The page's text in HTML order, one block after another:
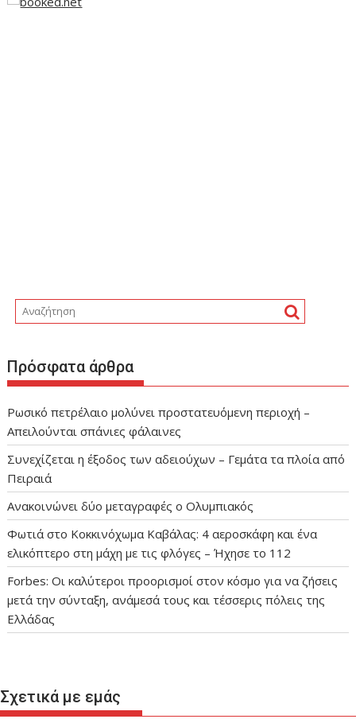
Πρόσφατα άρθρα
Ρωσικό πετρέλαιο μολύνει προστατευόμενη περιοχή –
Απειλούνται σπάνιες φάλαινες
Συνεχίζεται η έξοδος των αδειούχων – Γεμάτα τα πλοία από
Πειραιά
Ανακοινώνει δύο μεταγραφές ο Ολυμπιακός
Φωτιά στο Κοκκινόχωμα Καβάλας: 4 αεροσκάφη και ένα
ελικόπτερο στη μάχη με τις φλόγες – Ήχησε το 112
Forbes: Οι καλύτεροι προορισμοί στον κόσμο για να ζήσεις
μετά την σύνταξη, ανάμεσά τους και τέσσερις πόλεις της
Ελλάδας
Σχετικά με εμάς